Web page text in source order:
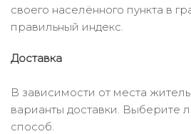
своего населённого пункта в
правильный индекс.
Доставка
В зависимости от места
варианты доставки. Выберите
способ.